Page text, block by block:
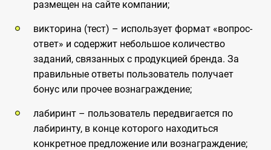
размещен на сайте компании;
викторина (тест) – использует формат «вопрос-
ответ» и содержит небольшое количество
заданий, связанных с продукцией бренда. За
правильные ответы пользователь получает
бонус или прочее вознаграждение;
лабиринт – пользователь передвигается по
лабиринту, в конце которого находиться
конкретное предложение или вознаграждение;